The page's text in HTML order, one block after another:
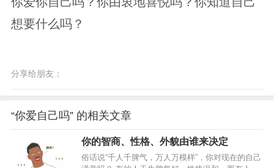
想要什么吗？
分享给朋友：
“你爱自己吗” 的相关文章
你的智商、性格、外貌由谁来决定
俗话说“千人千脾气，万人万模样”，你对现在的自己